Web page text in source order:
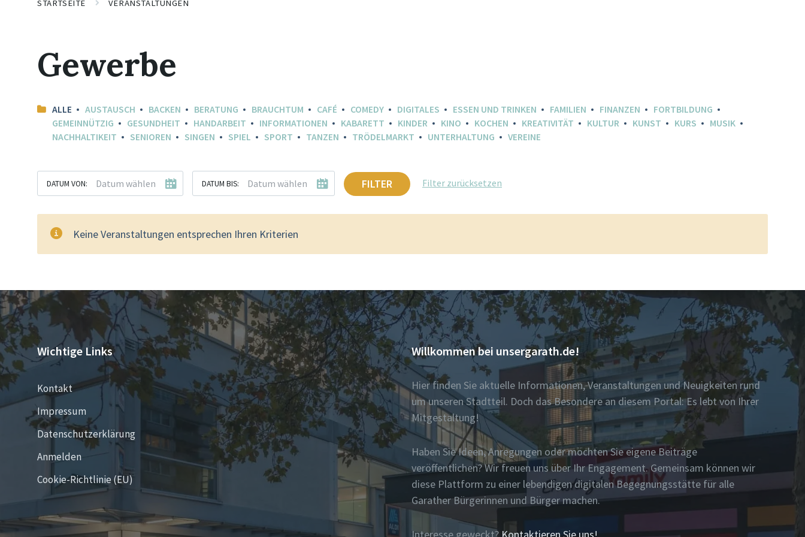
STARTSEITE VERANSTALTUNGEN
Gewerbe
ALLE AUSTAUSCH BACKEN BERATUNG BRAUCHTUM CAFÉ COMEDY DIGITALES ESSEN UND TRINKEN FAMILIEN FINANZEN
FORTBILDUNG
GEMEINNÜTZIG
GESUNDHEIT HANDARBEIT INFORMATIONEN KABARETT KINDER KINO KOCHEN KREATIVITÄT KULTUR KUNST KURS
MUSIK
NACHHALTIKEIT
SENIOREN SINGEN SPIEL SPORT TANZEN TRÖDELMARKT UNTERHALTUNG VEREINE
DATUM VON: DATUM BIS: FILTER Filter zurücksetzen
Keine Veranstaltungen entsprechen Ihren Kriterien
Wichtige Links
Kontakt
Impressum
Datenschutzerklärung
Anmelden
Cookie-Richtlinie (EU)
Willkommen bei unsergarath.de!
Hier finden Sie aktuelle Informationen, Veranstaltungen und Neuigkeiten rund
um unseren Stadtteil. Doch das Besondere an diesem Portal: Es lebt von Ihrer
Mitgestaltung!
Haben Sie Ideen, Anregungen oder möchten Sie eigene Beiträge
veröffentlichen? Wir freuen uns über Ihr Engagement. Gemeinsam können wir
diese Plattform zu einer lebendigen digitalen Begegnungsstätte für alle
Garather Bürgerinnen und Bürger machen.